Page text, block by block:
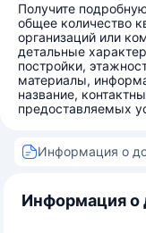
Получите
общее количество
организаций или
детальные
постройки,
материалы,
название,
предоставляемых
Информация о
Информация о